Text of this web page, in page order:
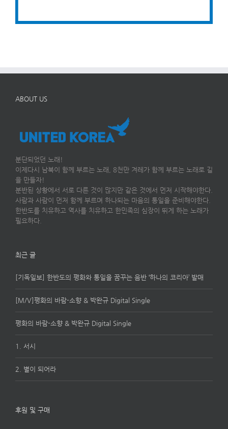
ABOUT US
분단되었던 노래!
이제다시 남북이 함께 부르는 노래, 8천만 겨레가 함께 부르는 노래로 길
을 만들자!
분반된 상황에서 서로 다른 것이 많지만 같은 것에서 먼저 시작해야한다.
사람과 사람이 먼저 함께 부르며 하나되는 마음의 통일을 준비해야한다.
한반도를 치유하고 역사를 치유하고 한민족의 심장이 뛰게 하는 노래가
필요하다.
최근 글
[기독일보] 한반도의 평화와 통일을 꿈꾸는 음반 ‘하나의 코리아’ 발매
[M/V]평화의 바람-소향 & 박완규 Digital Single
평화의 바람-소향 & 박완규 Digital Single
1. 서시
2. 별이 되어라
후원 및 구매